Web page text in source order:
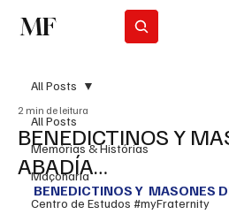
MF
All Posts
Memórias & Histórias
Maçonaria
Centro de Estudos #myFraternity
All Posts
BENEDICTINOS Y
ABADÍA…
2 min de leitura
BENEDICTINOS Y  MASONES